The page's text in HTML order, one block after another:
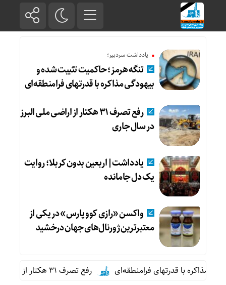
یادداشت سردبیر؛
تنگه هرمز؛ حاکمیت تثبیت شده و
بیهودگی مذاکره با قدرتهای فرامنطقه‌ای
رفع تصرف ۳۱ هکتار از اراضی ملی البرز
در سال جاری
یادداشت|اربعین بدون کربلا؛ روایت
یک دل جامانده
واکسن «رازی کوو پارس» در یکی از
معتبرترین ژورنال‌های جهان درخشید
با قدرتهای فرامنطقه‌ای رفع تصرف ۳۱ هکتار از اراضی ملی البرز در سال جاری